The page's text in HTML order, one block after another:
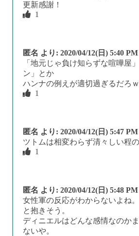
更新感謝！
1
匿名 より: 2020/04/12(日) 5:40 PM
「地元じゃ負け知らずな喧嘩屋
ン」とか
ハンナの例えが適切過ぎるだろｗ
1
匿名 より: 2020/04/12(日) 5:47 PM
ツトムは相変わらず清々しい程
1
匿名 より: 2020/04/12(日) 5:48 PM
女性軍の反応がわからないよね
と抱きそう。
ディニエルはどんな感情なのか
ないや。